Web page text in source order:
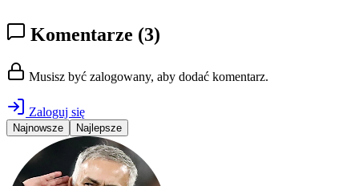
Komentarze (3)
Musisz być zalogowany, aby dodać komentarz.
Zaloguj się
Najnowsze Najlepsze